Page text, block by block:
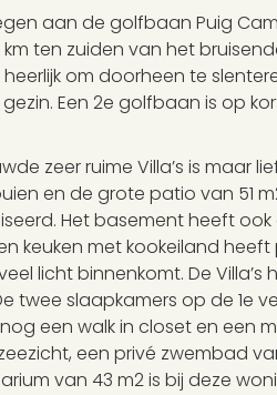
aan de golfbaan Puig
ten zuiden van het
om doorheen te
Een 2e golfbaan is op
zeer ruime Villa’s is maar
en de grote patio van 51
Het basement heeft
keuken met kookeiland
licht binnenkomt. De Villa’s
slaapkamers op de 1e
een walk in closet en een
een privé zwembad
van 43 m2 is bij deze